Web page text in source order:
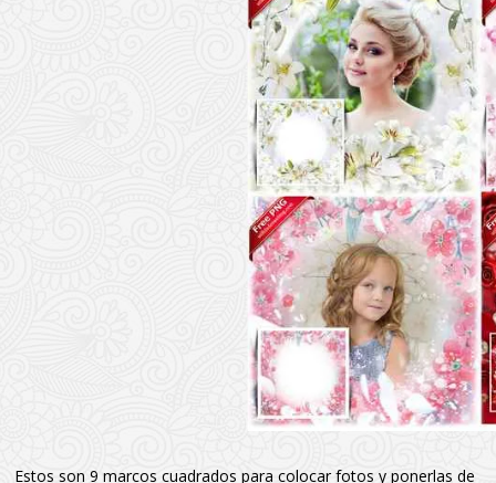
Estos son 9 marcos cuadrados para colocar fotos y ponerlas de